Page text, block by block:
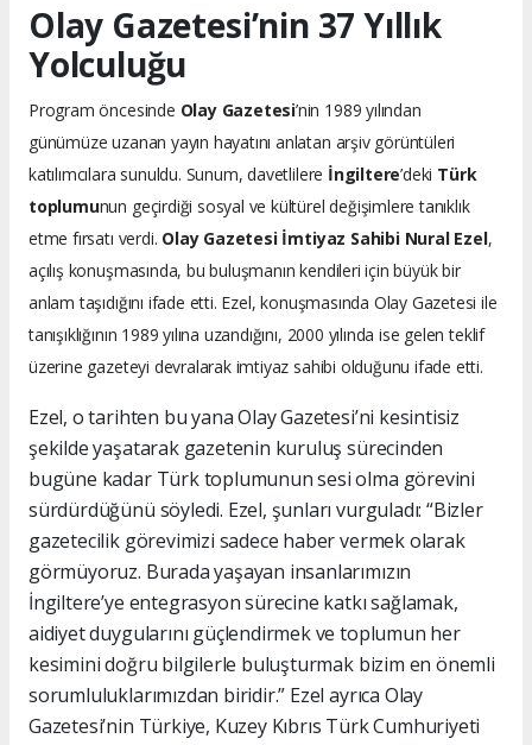
Olay Gazetesi’nin 37 Yıllık
Yolculuğu
Program öncesinde Olay Gazetesi’nin 1989 yılından
günümüze uzanan yayın hayatını anlatan arşiv görüntüleri
katılımcılara sunuldu. Sunum, davetlilere İngiltere’deki Türk
toplumunun geçirdiği sosyal ve kültürel değişimlere tanıklık
etme fırsatı verdi. Olay Gazetesi İmtiyaz Sahibi Nural Ezel,
açılış konuşmasında, bu buluşmanın kendileri için büyük bir
anlam taşıdığını ifade etti. Ezel, konuşmasında Olay Gazetesi ile
tanışıklığının 1989 yılına uzandığını, 2000 yılında ise gelen teklif
üzerine gazeteyi devralarak imtiyaz sahibi olduğunu ifade etti.
Ezel, o tarihten bu yana Olay Gazetesi’ni kesintisiz
şekilde yaşatarak gazetenin kuruluş sürecinden
bugüne kadar Türk toplumunun sesi olma görevini
sürdürdüğünü söyledi. Ezel, şunları vurguladı: “Bizler
gazetecilik görevimizi sadece haber vermek olarak
görmüyoruz. Burada yaşayan insanlarımızın
İngiltere’ye entegrasyon sürecine katkı sağlamak,
aidiyet duygularını güçlendirmek ve toplumun her
kesimini doğru bilgilerle buluşturmak bizim en önemli
sorumluluklarımızdan biridir.” Ezel ayrıca Olay
Gazetesi’nin Türkiye, Kuzey Kıbrıs Türk Cumhuriyeti